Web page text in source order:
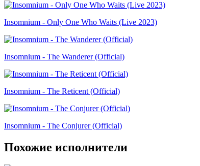
Insomnium - Only One Who Waits (Live 2023)
Insomnium - The Wanderer (Official)
Insomnium - The Reticent (Official)
Insomnium - The Conjurer (Official)
Похожие исполнители